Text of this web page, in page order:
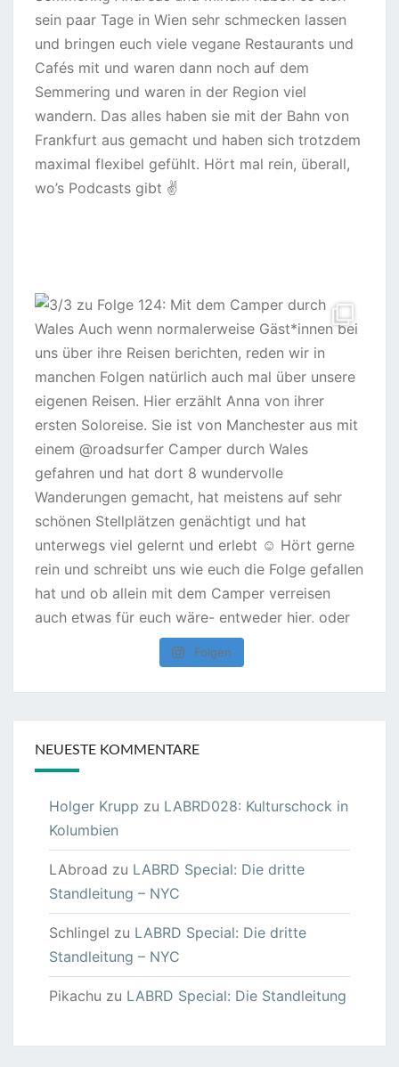
Folgen
NEUESTE KOMMENTARE
Holger Krupp zu LABRD028: Kulturschock in
Kolumbien
LAbroad zu LABRD Special: Die dritte
Standleitung – NYC
Schlingel zu LABRD Special: Die dritte
Standleitung – NYC
Pikachu zu LABRD Special: Die Standleitung